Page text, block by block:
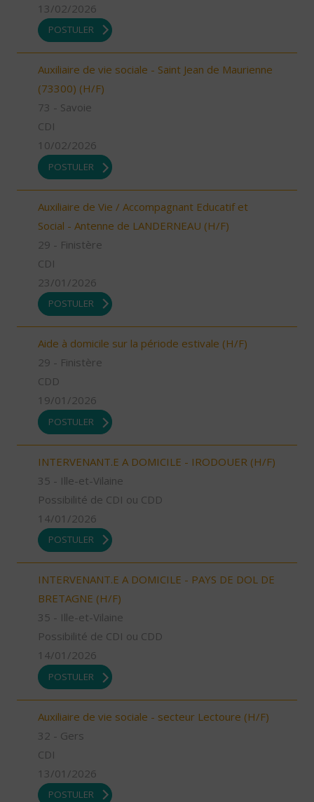
13/02/2026
POSTULER
Auxiliaire de vie sociale - Saint Jean de Maurienne
(73300) (H/F)
73 - Savoie
CDI
10/02/2026
POSTULER
Auxiliaire de Vie / Accompagnant Educatif et
Social - Antenne de LANDERNEAU (H/F)
29 - Finistère
CDI
23/01/2026
POSTULER
Aide à domicile sur la période estivale (H/F)
29 - Finistère
CDD
19/01/2026
POSTULER
INTERVENANT.E A DOMICILE - IRODOUER (H/F)
35 - Ille-et-Vilaine
Possibilité de CDI ou CDD
14/01/2026
POSTULER
INTERVENANT.E A DOMICILE - PAYS DE DOL DE
BRETAGNE (H/F)
35 - Ille-et-Vilaine
Possibilité de CDI ou CDD
14/01/2026
POSTULER
Auxiliaire de vie sociale - secteur Lectoure (H/F)
32 - Gers
CDI
13/01/2026
POSTULER